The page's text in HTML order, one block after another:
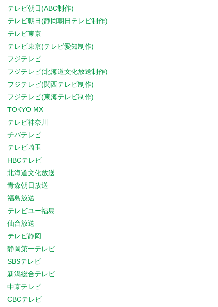
テレビ朝日(ABC制作)
テレビ朝日(静岡朝日テレビ制作)
テレビ東京
テレビ東京(テレビ愛知制作)
フジテレビ
フジテレビ(北海道文化放送制作)
フジテレビ(関西テレビ制作)
フジテレビ(東海テレビ制作)
TOKYO MX
テレビ神奈川
チバテレビ
テレビ埼玉
HBCテレビ
北海道文化放送
青森朝日放送
福島放送
テレビユー福島
仙台放送
テレビ静岡
静岡第一テレビ
SBSテレビ
新潟総合テレビ
中京テレビ
CBCテレビ